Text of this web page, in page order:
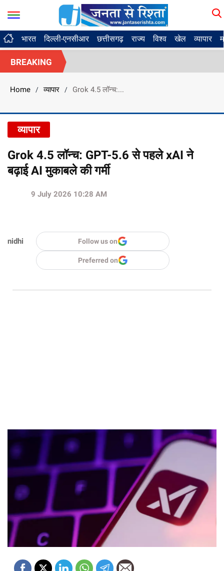
भारत दिल्ली-एनसीआर छत्तीसगढ़ राज्य विश्व खेल व्यापार
BREAKING
Home / व्यापार / Grok 4.5 लॉन्च:...
व्यापार
Grok 4.5 लॉन्च: GPT-5.6 से पहले xAI ने
बढ़ाई AI मुकाबले की गर्मी
nidhi
9 July 2026 10:28 AM
Follow us on
Preferred on